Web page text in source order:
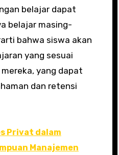
belajar dapat
belajar masing-
bahwa siswa akan
yang sesuai
yang dapat
dan retensi
Privat dalam
Manajemen